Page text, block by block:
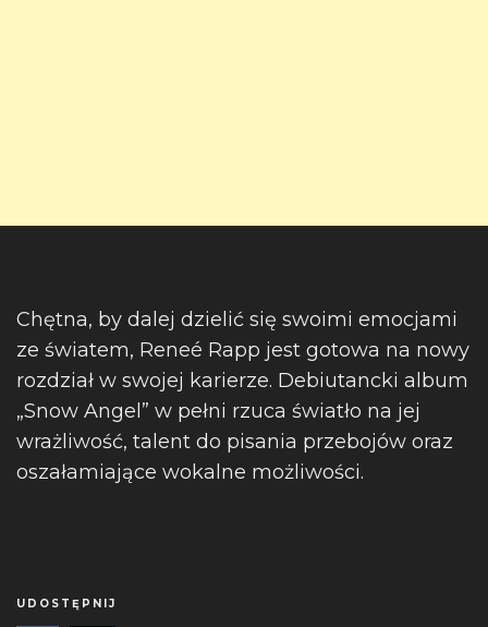
Chętna, by dalej dzielić się swoimi emocjami
ze światem, Reneé Rapp jest gotowa na nowy
rozdział w swojej karierze. Debiutancki album
„Snow Angel” w pełni rzuca światło na jej
wrażliwość, talent do pisania przebojów oraz
oszałamiające wokalne możliwości.
UDOSTĘPNIJ